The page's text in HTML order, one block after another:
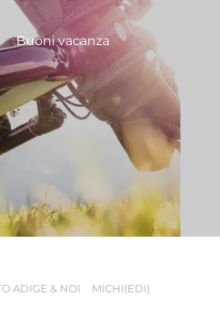
Buoni vacanza
ADIGE & NOI MICHI(EDI)